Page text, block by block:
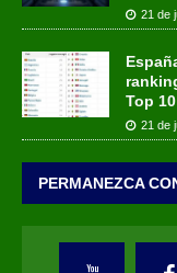
21 de
Top
21 de
PERMANEZCA